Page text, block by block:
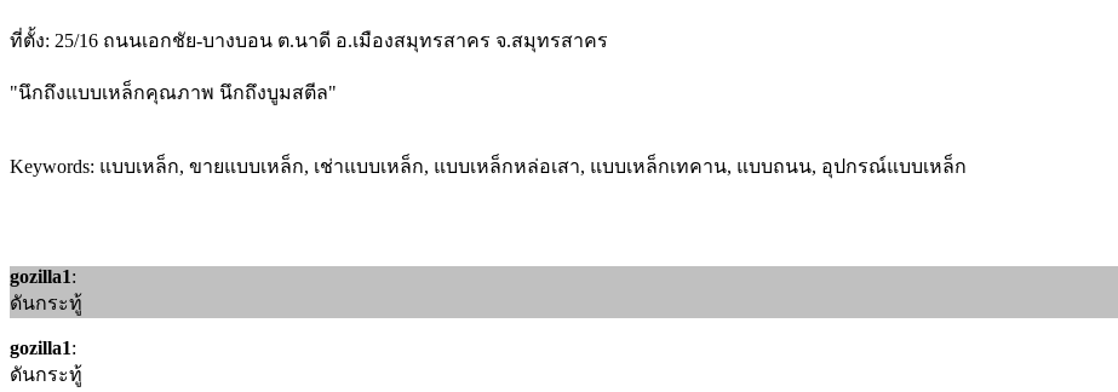
ที่ตั้ง: 25/16 ถนนเอกชัย-บางบอน ต.นาดี อ.เมืองสมุทรสาคร จ.สมุทรสาคร
"นึกถึงแบบเหล็กคุณภาพ นึกถึงบูมสตีล"
Keywords: แบบเหล็ก, ขายแบบเหล็ก, เช่าแบบเหล็ก, แบบเหล็กหล่อเสา, แบบเหล็กเทคาน, แบบถนน, อุปกรณ์แบบเหล็ก
gozilla1:
ดันกระทู้
gozilla1:
ดันกระทู้